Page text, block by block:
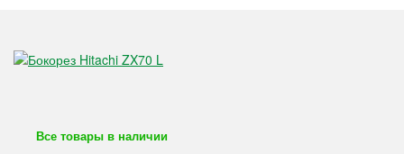
Все товары в наличии